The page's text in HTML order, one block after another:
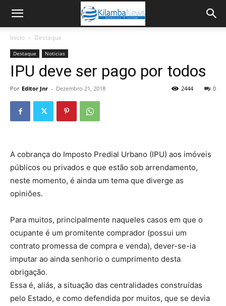
Início Destaque
Destaque Noticias
IPU deve ser pago por todos
Por Editor Jnr - Dezembro 21, 2018 0
2444
A cobrança do Imposto Predial Urbano (IPU) aos imóveis
públicos ou privados e que estão sob arrendamento,
neste momento, é ainda um tema que diverge as
opiniões.
Para muitos, principalmente naqueles casos em que o
ocupante é um promitente comprador (possui um
contrato promessa de compra e venda), dever-se-ia
imputar ao ainda senhorio o cumprimento desta
obrigação.
Essa é, aliás, a situação das centralidades construídas
pelo Estado, e como defendida por muitos, que se devia